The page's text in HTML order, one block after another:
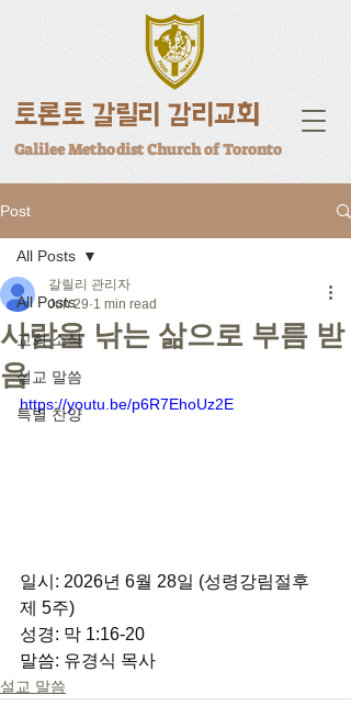
토론토 갈릴리 감리교회
Galilee Methodist Church of Toronto
Post
All Posts
교회 소식
설교 말씀
특별 찬양
All Posts
사람을 낚는 삶으로 부름 받
음
갈릴리 관리자
Jun 29 1 min read
https://youtu.be/p6R7EhoUz2E
일시: 2026년 6월 28일 (성령강림절후
제 5주)
성경: 막 1:16-20
말씀: 유경식 목사
설교 말씀